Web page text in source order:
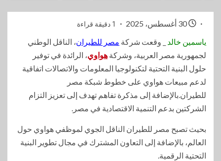
1 دقيقة قراءة
ياسمين خالد _ وقعت شركة مصر للطيران، الناقل الوطني
لجمهورية مصر العربية، وشركة هواوي، الرائدة في توفير
حلول البنية التحتية لتكنولوجيا المعلومات والاتصالات اتفاقية
لدعم مبيعات هواوي على خطوط شبكة مصر
للطيران.بالإضافة إلى مذكرة تفاهم تهدف إلى تعزيز التزام
الشركتين بدعم التنمية الاقتصادية في مصر.
بحيث تصبح مصر للطيران الناقل الجوي لموظفي هواوي حول
العالم، بالإضافة إلى التعاون المشترك في مجال تطوير البنية
التحتية الرقمية.